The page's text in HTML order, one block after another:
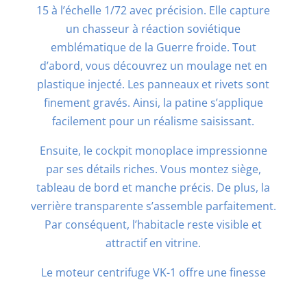
15 à l’échelle 1/72 avec précision. Elle capture
un chasseur à réaction soviétique
emblématique de la Guerre froide. Tout
d’abord, vous découvrez un moulage net en
plastique injecté. Les panneaux et rivets sont
finement gravés. Ainsi, la patine s’applique
facilement pour un réalisme saisissant.
Ensuite, le cockpit monoplace impressionne
par ses détails riches. Vous montez siège,
tableau de bord et manche précis. De plus, la
verrière transparente s’assemble parfaitement.
Par conséquent, l’habitacle reste visible et
attractif en vitrine.
Le moteur centrifuge VK-1 offre une finesse